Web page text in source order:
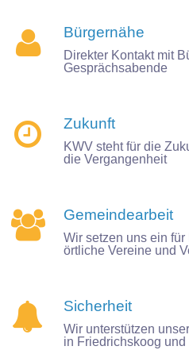
 Bürgernähe
Direkter Kontakt mit
Gesprächsabende
 Zukunft
KWV steht für die
die Vergangenheit
 Gemeindearbeit
Wir setzen uns ein
örtliche Vereine und
 Sicherheit
Wir unterstützen
in Friedrichskoog